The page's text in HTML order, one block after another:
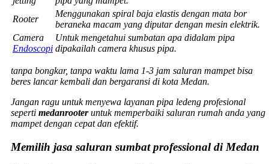
Rooter
Menggunakan spiral baja elastis dengan mata bor
beraneka macam yang diputar dengan mesin elektrik.
Camera
Endoscopi
Untuk mengetahui sumbatan apa didalam pipa
dipakailah camera khusus pipa.
tanpa bongkar, tanpa waktu lama 1-3 jam saluran mampet bisa
beres lancar kembali dan bergaransi di kota Medan.
Jangan ragu untuk menyewa layanan pipa ledeng profesional
seperti medanrooteruntuk memperbaiki saluran rumah anda yang
mampet dengan cepat dan efektif.
Memilih jasa saluran sumbat professional di Medan